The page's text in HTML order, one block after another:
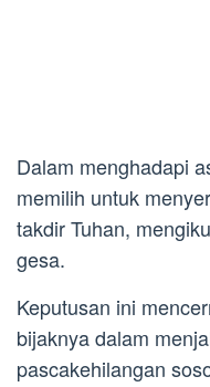
Dalam menghadapi
memilih untuk
takdir Tuhan,
gesa.
Keputusan ini
bijaknya dalam
pascakehilangan